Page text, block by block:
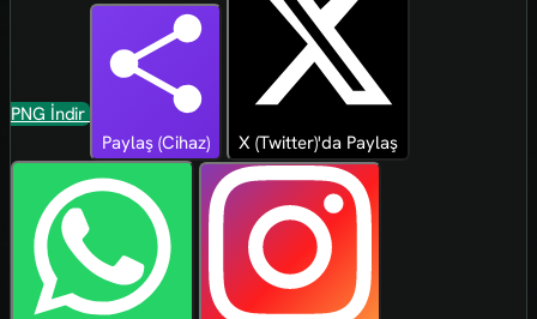
PNG İndir
Paylaş (Cihaz)
X (Twitter)'da Paylaş